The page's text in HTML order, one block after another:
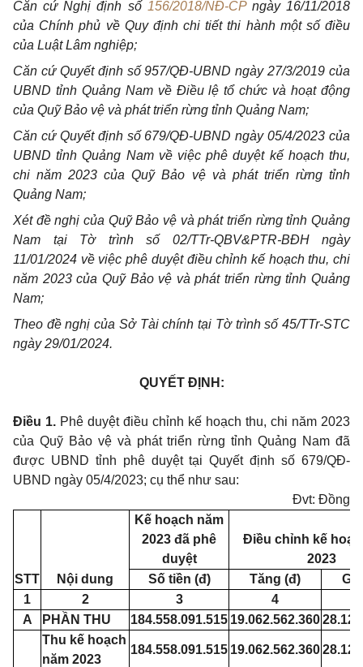
Căn cứ Nghị định số 156/2018/NĐ-CPngày 16/11/2018
của Chính phủ về Quy địnhchitiếtthi hành một số điều
của Luật Lâm nghiệp;
Căn cứ Quyết định số 957/QĐ-UBND ngày27/3/2019 của
UBND tỉnh Quảng Nam về Điều lệ tổ chức và hoạt động
của Quỹ Bảo vệ và phát triển rừng tỉnh Quảng Nam;
Căn cứ Quyết định số 679/QĐ-UBND ngày05/4/2023 của
UBNDtỉnh Quảng Nam về việc phê duyệt kế hoạchthu,
chinăm2023của Quỹ Bảo vệ và phát triển rừng tỉnh
Quảng Nam;
Xét đề nghị của Quỹ Bảo vệ và phát triển rừng tỉnh Quảng
Nam tại Tờ trình số 02/TTr-QBV&PTR-BĐH ngày
11/01/2024 về việc phê duyệt điều chỉnh kế hoạchthu, chi
năm 2023của Quỹ Bảo vệ và phát triển rừng tỉnh Quảng
Nam;
Theo đề nghị của Sở Tài chính tại Tờ trình số45/TTr-STC
ngày29/01/2024.
QUYẾT ĐỊNH:
Điều 1. Phê duyệt điều chỉnh kế hoạch thu, chi năm 2023
của Quỹ Bảo vệ và phát triển rừng tỉnh Quảng Namđã
được UBND tỉnh phê duyệt tại Quyết định số 679/QĐ-
UBND ngày 05/4/2023; cụ thể như sau:
Đvt: Đồng
STT Nội dung
Kế hoạch năm
2023 đã phê
duyệt
Điều chỉnh kế
2023
Số tiền (đ)
Tăng (đ)
1
2 3
4
A
PHẦN THU 184.558.091.515 19.062.562.360
Thu kế hoạch
năm 2023
184.558.091.515 19.062.562.360